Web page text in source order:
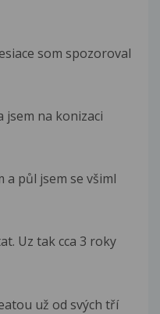
som spozoroval
jsem na konizaci
a půl jsem se všiml
Uz tak cca 3 roky
už od svých tří